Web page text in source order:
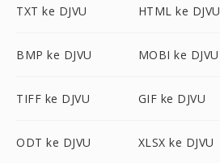
TXT ke DJVU HTML ke DJVU
BMP ke DJVU MOBI ke DJVU
TIFF ke DJVU GIF ke DJVU
ODT ke DJVU XLSX ke DJVU